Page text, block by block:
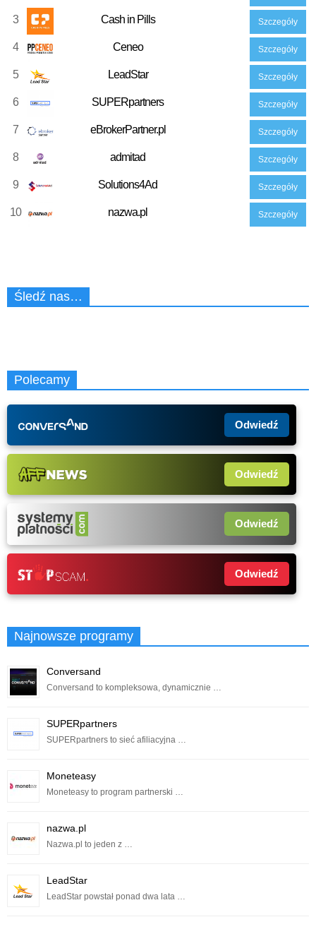
3 Cash in Pills Szczegóły
4 Ceneo Szczegóły
5 LeadStar Szczegóły
6 SUPERpartners Szczegóły
7 eBrokerPartner.pl Szczegóły
8 admitad Szczegóły
9 Solutions4Ad Szczegóły
10 nazwa.pl Szczegóły
Śledź nas…
Polecamy
Odwiedź
Odwiedź
Odwiedź
Odwiedź
Najnowsze programy
Conversand
Conversand to kompleksowa, dynamicznie …
SUPERpartners
SUPERpartners to sieć afiliacyjna …
Moneteasy
Moneteasy to program partnerski …
nazwa.pl
Nazwa.pl to jeden z …
LeadStar
LeadStar powstał ponad dwa lata …